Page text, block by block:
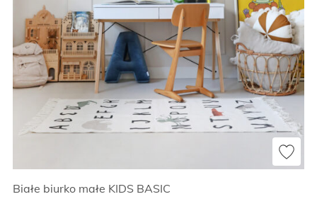
Białe biurko małe KIDS BASIC